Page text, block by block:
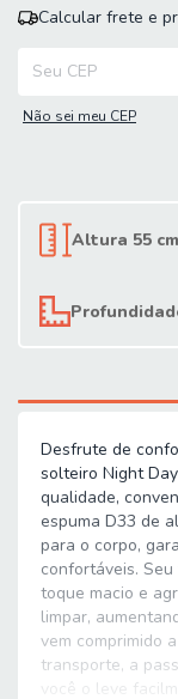
Calcular frete e
Não sei meu CEP
Altura 55 cm
Desfrute de
solteiro Night
qualidade,
espuma D33 de
para o corpo,
confortáveis.
toque macio e
limpar,
vem comprimido
transporte, a
você o leve